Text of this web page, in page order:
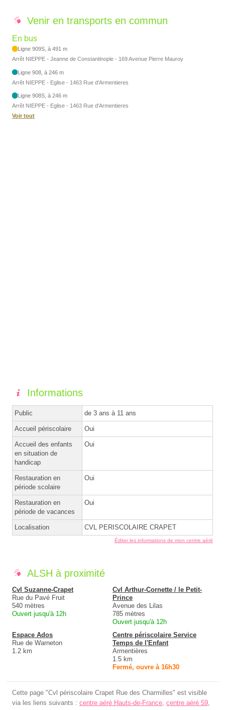
Venir en transports en commun
En bus
Ligne 909S, à 491 m
Arrêt NIEPPE - Jeanne de Constantinople - 169 Avenue Pierre Mauroy
Ligne 908, à 246 m
Arrêt NIEPPE - Eglise - 1463 Rue d'Armentieres
Ligne 908S, à 246 m
Arrêt NIEPPE - Eglise - 1463 Rue d'Armentieres
Voir tout
Informations
Public de 3 ans à 11 ans
Accueil périscolaire Oui
Accueil des enfants
en situation de
handicap
Oui
Restauration en
période scolaire
Oui
Restauration en
période de vacances
Oui
Localisation CVL PERISCOLAIRE CRAPET
Éditer les informations de mon centre aéré
ALSH à proximité
Cvl Suzanne-Crapet
Rue du Pavé Fruit
540 mètres
Ouvert jusqu'à 12h
Cvl Arthur-Cornette / le Petit-
Prince
Avenue des Lilas
785 mètres
Ouvert jusqu'à 12h
Espace Ados
Rue de Warneton
1.2 km
Centre périscolaire Service
Temps de l'Enfant
Armentières
1.5 km
Fermé, ouvre à 16h30
Cette page "Cvl périscolaire Crapet Rue des Charmilles" est visible
via les liens suivants : centre aéré Hauts-de-France, centre aéré 59,